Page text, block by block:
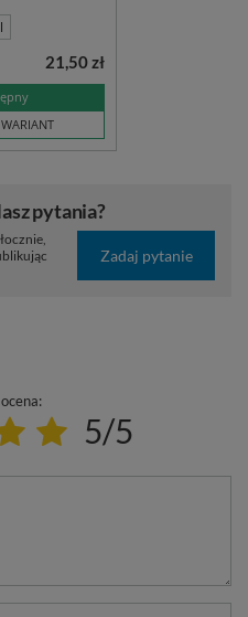
21,50 zł
pytania?
Zadaj pytanie
5/5